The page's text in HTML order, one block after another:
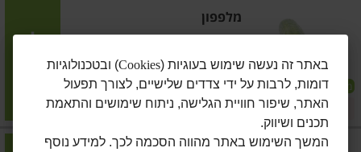
מלפפון
מחיר מבצע ₪8.01/ ק"ג₪8.90
מועדון
10% הנחה
הוסיפו באתר זה נעשה שימוש בעוגיות (Cookies) ובטכנולוגיות
דומות, לרבות על ידי צדדים שלישיים, לצורך תפעול
האתר, שיפור חוויית הגלישה, ניתוח שימושים והתאמת
תכנים ושיווק.
המשך השימוש באתר מהווה הסכמה לכך. למידע נוסף